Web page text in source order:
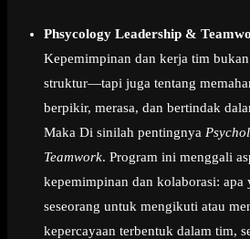
Phsycology Leadership &
Kepemimpinan dan kerja tim
struktur—tapi juga tentang
berpikir, merasa, dan bertindak
Maka Di sinilah pentingnya
Teamwork. Program ini menggali
kepemimpinan dan kolaborasi: apa
seseorang untuk mengikuti atau
kepercayaan terbentuk dalam tim,